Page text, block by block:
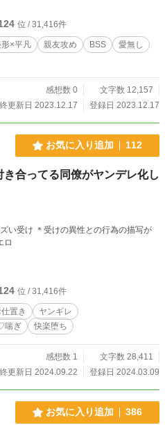
位 / 31,416件
×平凡 親友攻め BSS
愛無し
感想数 0
文字数 12,157
更新日 2023.12.17
登録日 2023.12.17
お気に入り追加 112
合ってる同僚がヤンデレ化し
ロ
位 / 31,416件
仕置き
ヤンギレ
喘ぎ 快楽堕ち
感想数 1
文字数 28,411
更新日 2024.09.22
登録日 2024.03.09
お気に入り追加 386